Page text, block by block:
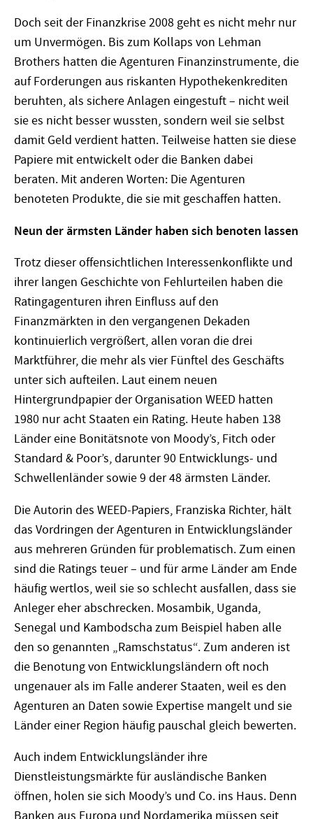
Doch seit der Finanzkrise 2008 geht es nicht mehr nur
um Unvermögen. Bis zum Kollaps von Lehman
Brothers hatten die Agenturen Finanzinstrumente, die
auf Forderungen aus riskanten Hypothekenkrediten
beruhten, als sichere Anlagen eingestuft – nicht weil
sie es nicht besser wussten, sondern weil sie selbst
damit Geld verdient hatten. Teilweise hatten sie diese
Papiere mit entwickelt oder die Banken dabei
beraten. Mit anderen Worten: Die Agenturen
benoteten Produkte, die sie mit geschaffen hatten.
Neun der ärmsten Länder haben sich benoten lassen
Trotz dieser offensichtlichen Interessenkonflikte und
ihrer langen Geschichte von Fehlurteilen haben die
Ratingagenturen ihren Einfluss auf den
Finanzmärkten in den vergangenen Dekaden
kontinuierlich vergrößert, allen voran die drei
Marktführer, die mehr als vier Fünftel des Geschäfts
unter sich aufteilen. Laut einem neuen
Hintergrundpapier der Organisation WEED hatten
1980 nur acht Staaten ein Rating. Heute haben 138
Länder eine Bonitätsnote von Moody’s, Fitch oder
Standard & Poor’s, darunter 90 Entwicklungs- und
Schwellenländer sowie 9 der 48 ärmsten Länder.
Die Autorin des WEED-Papiers, Franziska Richter, hält
das Vordringen der Agenturen in Entwicklungsländer
aus mehreren Gründen für problematisch. Zum einen
sind die Ratings teuer – und für arme Länder am Ende
häufig wertlos, weil sie so schlecht ausfallen, dass sie
Anleger eher abschrecken. Mosambik, Uganda,
Senegal und Kambodscha zum Beispiel haben alle
den so genannten „Ramschstatus“. Zum anderen ist
die Benotung von Entwicklungsländern oft noch
ungenauer als im Falle anderer Staaten, weil es den
Agenturen an Daten sowie Expertise mangelt und sie
Länder einer Region häufig pauschal gleich bewerten.
Auch indem Entwicklungsländer ihre
Dienstleistungsmärkte für ausländische Banken
öffnen, holen sie sich Moody’s und Co. ins Haus. Denn